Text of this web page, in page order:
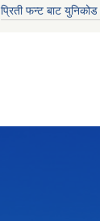
प्रिती फन्ट बाट युनिकोड